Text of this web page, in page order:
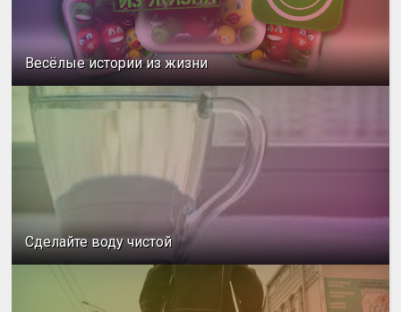
Весёлые истории из жизни
Сделайте воду чистой